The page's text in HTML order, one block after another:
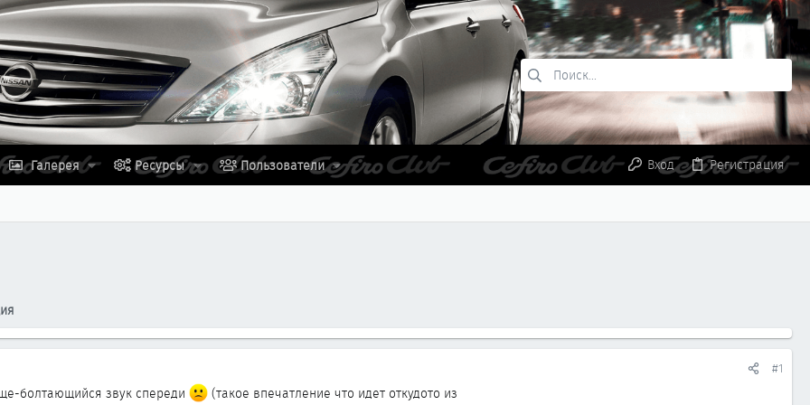
Галерея Ресурсы Пользователи Вход Регистрация
#1
болтающийся звук спереди
(такое впечатление что идет откудото из